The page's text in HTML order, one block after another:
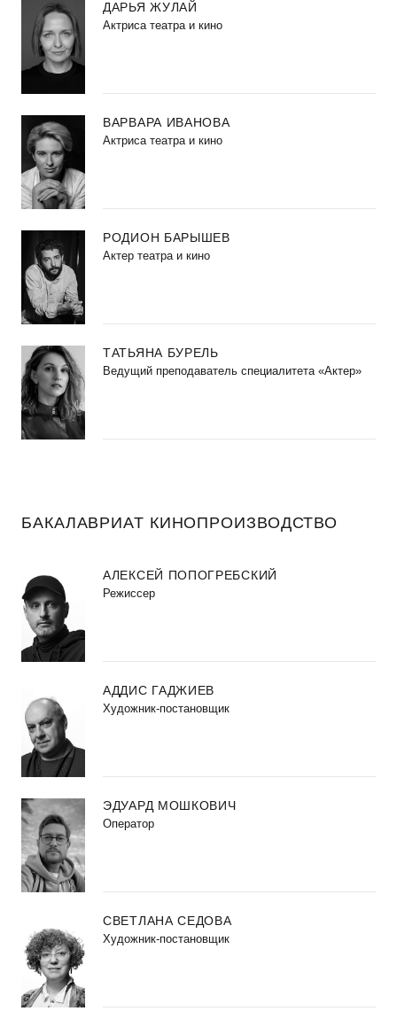
ДАРЬЯ ЖУЛАЙ
Актриса театра и кино
ВАРВАРА ИВАНОВА
Актриса театра и кино
РОДИОН БАРЫШЕВ
Актер театра и кино
ТАТЬЯНА БУРЕЛЬ
Ведущий преподаватель специалитета «Актер»
БАКАЛАВРИАТ КИНОПРОИЗВОДСТВО
АЛЕКСЕЙ ПОПОГРЕБСКИЙ
Режиссер
АДДИС ГАДЖИЕВ
Художник-постановщик
ЭДУАРД МОШКОВИЧ
Оператор
СВЕТЛАНА СЕДОВА
Художник-постановщик